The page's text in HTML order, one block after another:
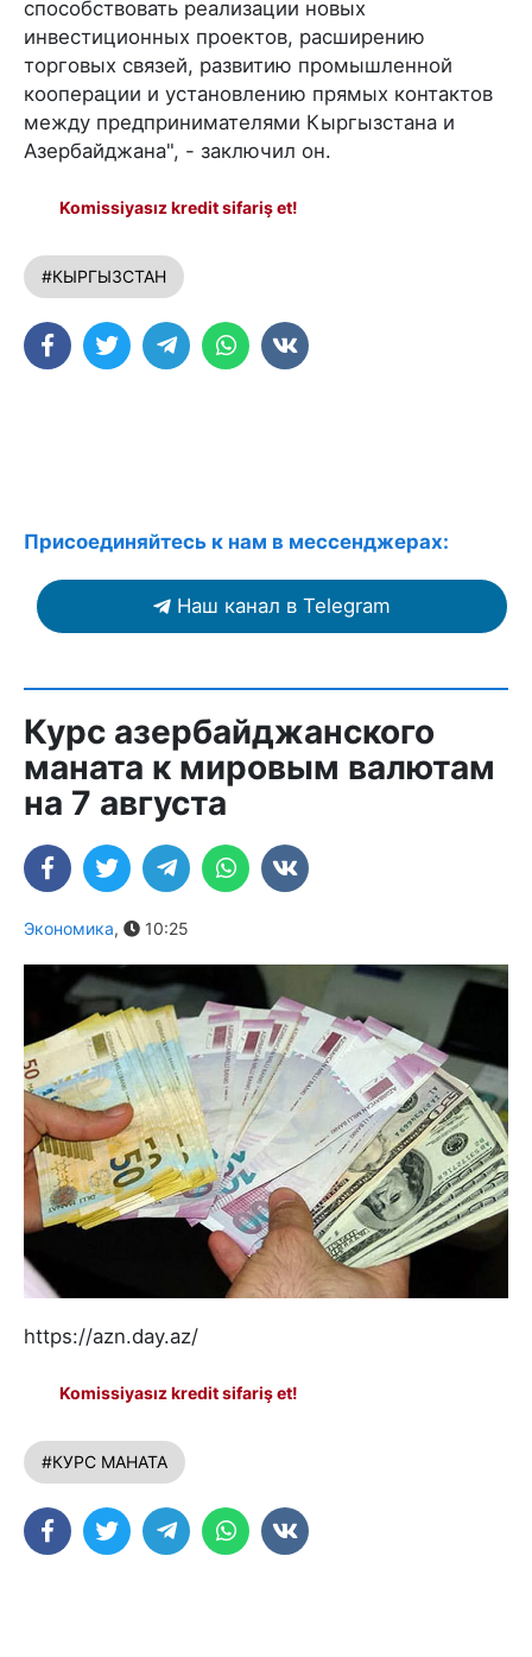
способствовать реализации новых
инвестиционных проектов, расширению
торговых связей, развитию промышленной
кооперации и установлению прямых контактов
между предпринимателями Кыргызстана и
Азербайджана", - заключил он.
Komissiyasız kredit sifariş et!
#КЫРГЫЗСТАН
Присоединяйтесь к нам в мессенджерах:
Наш канал в Telegram
Курс азербайджанского
маната к мировым валютам
на 7 августа
Экономика, 10:25
https://azn.day.az/
Komissiyasız kredit sifariş et!
#КУРС МАНАТА